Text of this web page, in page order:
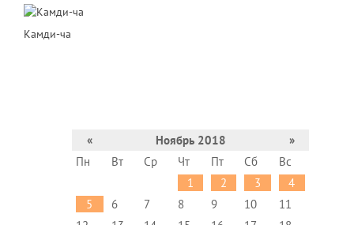
Камди-ча
« Ноябрь 2018
»
Пн
Вт Ср Чт Пт Сб
Вс
1
2 3
4
5
6 7 8 9 10
11